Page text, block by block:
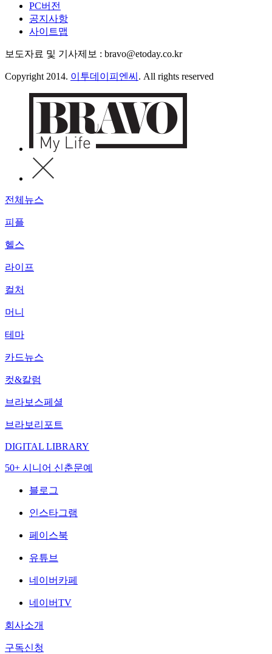
PC버전
공지사항
사이트맵
보도자료 및 기사제보 : bravo@etoday.co.kr
Copyright 2014. 이투데이피엔씨 . All rights reserved
전체뉴스
피플
헬스
라이프
컬처
머니
테마
카드뉴스
컷&칼럼
브라보스페셜
브라보리포트
DIGITAL LIBRARY
50+ 시니어 신춘문예
블로그
인스타그램
페이스북
유튜브
네이버카페
네이버TV
회사소개
구독신청